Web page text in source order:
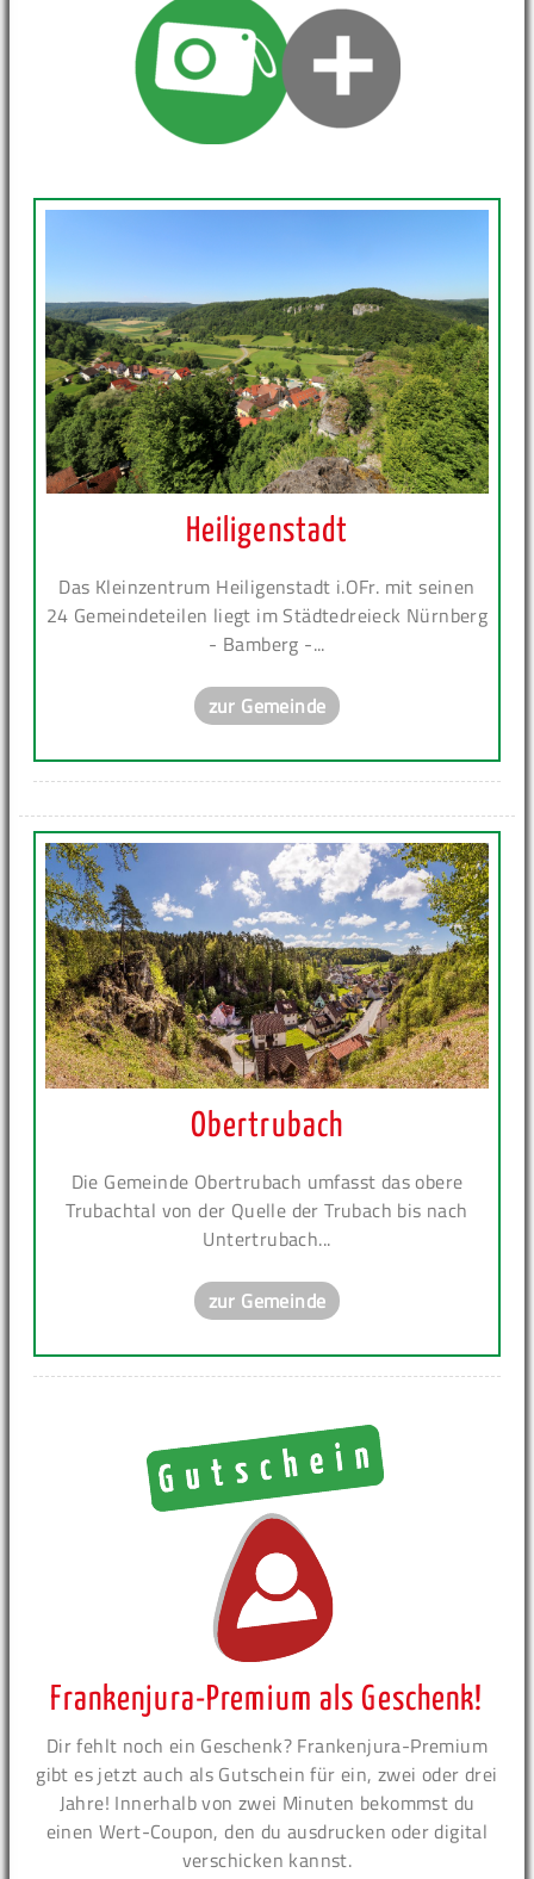
Heiligenstadt
Das Kleinzentrum Heiligenstadt i.OFr. mit seinen
24 Gemeindeteilen liegt im Städtedreieck Nürnberg
- Bamberg -...
zur Gemeinde
Obertrubach
Die Gemeinde Obertrubach umfasst das obere
Trubachtal von der Quelle der Trubach bis nach
Untertrubach...
zur Gemeinde
Frankenjura-Premium als Geschenk!
Dir fehlt noch ein Geschenk? Frankenjura-Premium
gibt es jetzt auch als Gutschein für ein, zwei oder drei
Jahre! Innerhalb von zwei Minuten bekommst du
einen Wert-Coupon, den du ausdrucken oder digital
verschicken kannst.